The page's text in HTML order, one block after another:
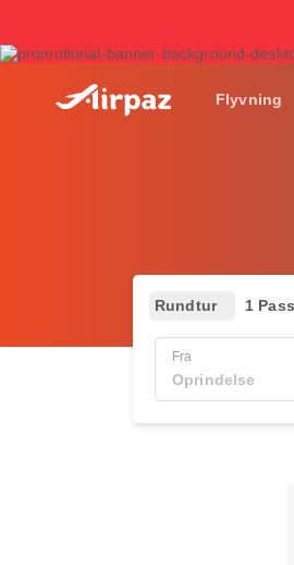
Flyvning
Rundtur 1
Fra